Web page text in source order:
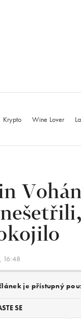
Krypto Wine Lover
16:48
je přístupný
SE